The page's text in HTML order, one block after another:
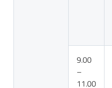
9.00
–
11.00